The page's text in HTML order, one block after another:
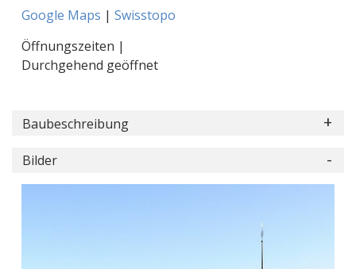
Google Maps | Swisstopo
Öffnungszeiten |
Durchgehend geöffnet
Baubeschreibung
Bilder